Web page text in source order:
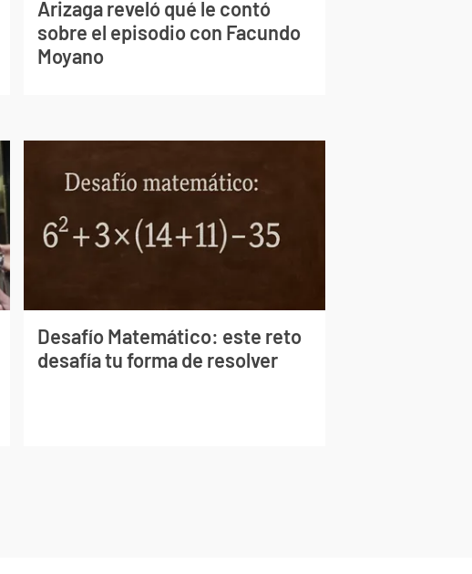
Arizaga reveló qué le contó
sobre el episodio con Facundo
Moyano
Desafío Matemático: este reto
desafía tu forma de resolver